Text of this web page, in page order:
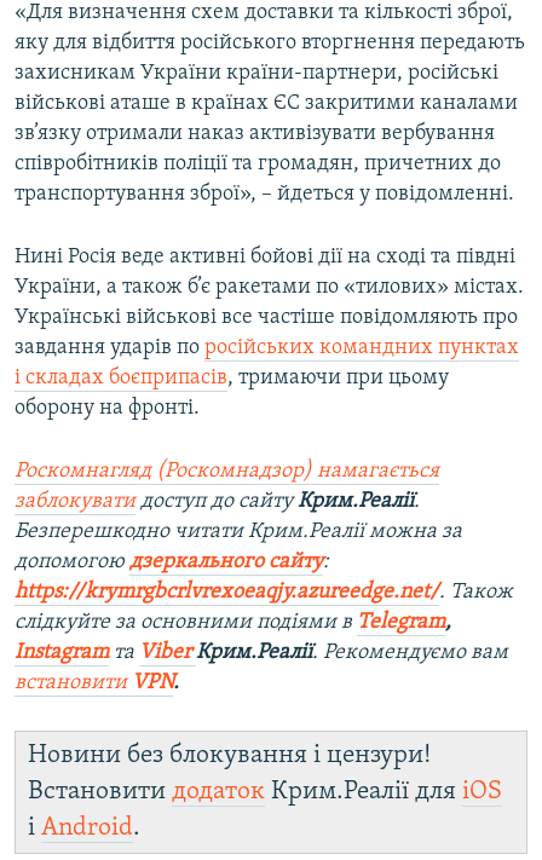
«Для визначення схем доставки та кількості зброї,
яку для відбиття російського вторгнення передають
захисникам України країни-партнери, російські
військові аташе в країнах ЄС закритими каналами
зв’язку отримали наказ активізувати вербування
співробітників поліції та громадян, причетних до
транспортування зброї», – йдеться у повідомленні.
Нині Росія веде активні бойові дії на сході та півдні
України, а також б’є ракетами по «тилових» містах.
Українські військові все частіше повідомляють про
завдання ударів по російських командних пунктах
і складах боєприпасів, тримаючи при цьому
оборону на фронті.
Роскомнагляд (Роскомнадзор) намагається
заблокуватидоступ до сайтуКрим.Реалії.
Безперешкодно читати Крим.Реалії можна за
допомогою дзеркального сайту:
https://krymrgbcrlvrexoeaqjy.azureedge.net/. Також
слідкуйте за основними подіями в Telegram,
Instagramта ViberКрим.Реалії. Рекомендуємо вам
встановити VPN.
Новини без блокування і цензури!
Встановити додаток Крим.Реалії для iOS
і Android.